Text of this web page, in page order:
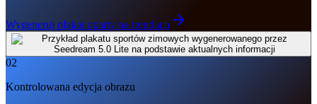
Wygeneruj plakat oparty na trendach
02
Kontrolowana edycja obrazu